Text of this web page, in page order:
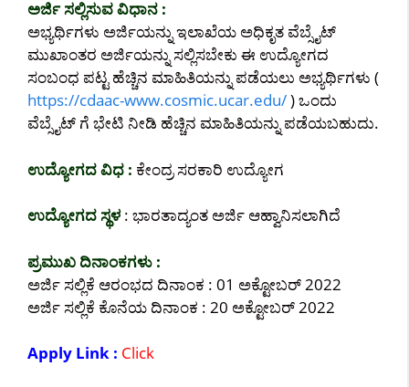
ಅರ್ಜಿ ಸಲ್ಲಿಸುವ ವಿಧಾನ :
ಅಭ್ಯರ್ಥಿಗಳು ಅರ್ಜಿಯನ್ನು ಇಲಾಖೆಯ ಅಧಿಕೃತ ವೆಬ್ಸೈಟ್
ಮುಖಾಂತರ ಅರ್ಜಿಯನ್ನು ಸಲ್ಲಿಸಬೇಕು ಈ ಉದ್ಯೋಗದ
ಸಂಬಂಧ ಪಟ್ಟ ಹೆಚ್ಚಿನ ಮಾಹಿತಿಯನ್ನು ಪಡೆಯಲು ಅಭ್ಯರ್ಥಿಗಳು (
https://cdaac-www.cosmic.ucar.edu/) ಒಂದು
ವೆಬ್ಸೈಟ್ ಗೆ ಭೇಟಿ ನೀಡಿ ಹೆಚ್ಚಿನ ಮಾಹಿತಿಯನ್ನು ಪಡೆಯಬಹುದು.
ಉದ್ಯೋಗದ ವಿಧ : ಕೇಂದ್ರ ಸರಕಾರಿ ಉದ್ಯೋಗ
ಉದ್ಯೋಗದ ಸ್ಥಳ : ಭಾರತಾದ್ಯಂತ ಅರ್ಜಿ ಆಹ್ವಾನಿಸಲಾಗಿದೆ
ಪ್ರಮುಖ ದಿನಾಂಕಗಳು :
ಅರ್ಜಿ ಸಲ್ಲಿಕೆ ಆರಂಭದ ದಿನಾಂಕ : 01 ಅಕ್ಟೋಬರ್ 2022
ಅರ್ಜಿ ಸಲ್ಲಿಕೆ ಕೊನೆಯ ದಿನಾಂಕ : 20 ಅಕ್ಟೋಬರ್ 2022
Apply Link : Click